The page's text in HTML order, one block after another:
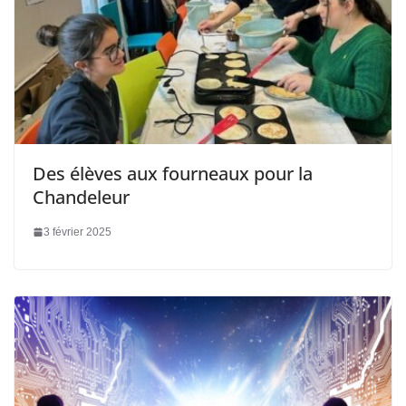
Des élèves aux fourneaux pour la
Chandeleur
3 février 2025